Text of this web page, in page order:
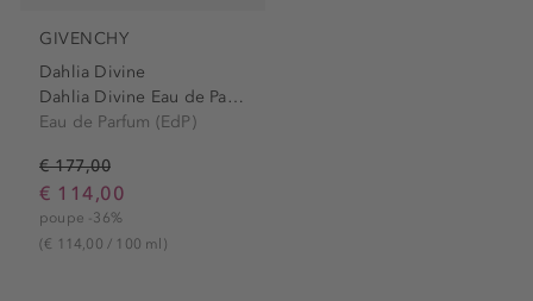
GIVENCHY
Dahlia Divine
Dahlia Divine Eau de Parfum...
Eau de Parfum (EdP)
€ 177,00
€ 114,00
poupe -36%
(€ 114,00 / 100 ml)